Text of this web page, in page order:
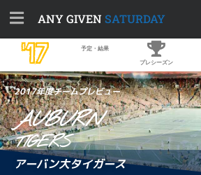
ANY GIVEN SATURDAY
'17 予定・結果
プレシーズン
2017年度チームプレビュー
AUBURN
TIGERS
アーバン大タイガース